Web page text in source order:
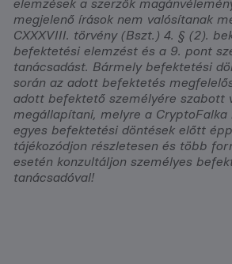
megjelenő írások nem valósítanak
CXXXVIII. törvény (Bszt.) 4. § (2).
befektetési elemzést és a 9. pont
tanácsadást. Bármely befektetési
során az adott befektetés
adott befektető személyére szabott
megállapítani, melyre a CryptoFalka
egyes befektetési döntések előtt
tájékozódjon részletesen és több
esetén konzultáljon személyes
tanácsadóval!